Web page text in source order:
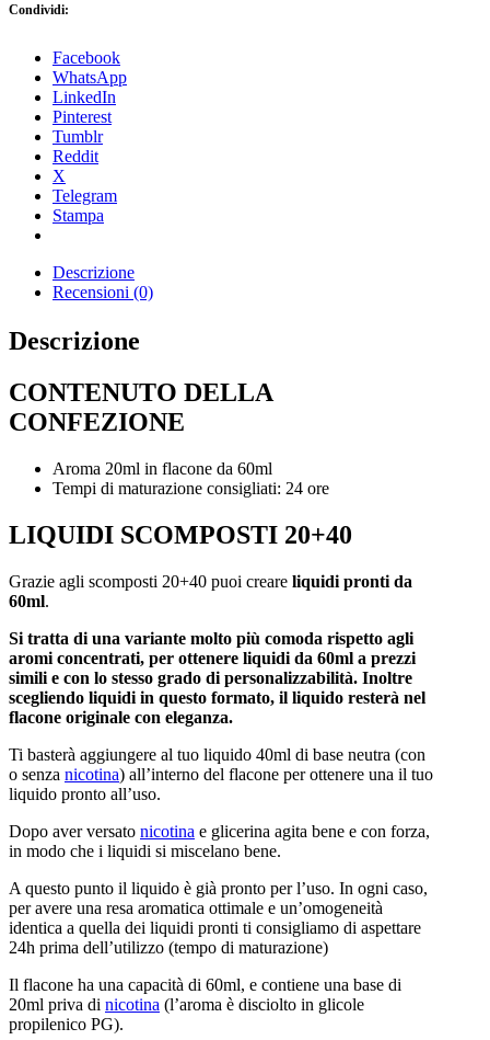
Condividi:
Facebook
WhatsApp
LinkedIn
Pinterest
Tumblr
Reddit
X
Telegram
Stampa
Descrizione
Recensioni (0)
Descrizione
CONTENUTO DELLA
CONFEZIONE
Aroma 20ml in flacone da 60ml
Tempi di maturazione consigliati: 24 ore
LIQUIDI SCOMPOSTI 20+40
Grazie agli scomposti 20+40 puoi creare liquidi pronti da
60ml.
Si tratta di una variante molto più comoda rispetto agli
aromi concentrati, per ottenere liquidi da 60ml a prezzi
simili e con lo stesso grado di personalizzabilità. Inoltre
scegliendo liquidi in questo formato, il liquido resterà nel
flacone originale con eleganza.
Ti basterà aggiungere al tuo liquido 40ml di base neutra (con
o senza nicotina) all’interno del flacone per ottenere una il tuo
liquido pronto all’uso.
Dopo aver versato nicotina e glicerina agita bene e con forza,
in modo che i liquidi si miscelano bene.
A questo punto il liquido è già pronto per l’uso. In ogni caso,
per avere una resa aromatica ottimale e un’omogeneità
identica a quella dei liquidi pronti ti consigliamo di aspettare
24h prima dell’utilizzo (tempo di maturazione)
Il flacone ha una capacità di 60ml, e contiene una base di
20ml priva di nicotina (l’aroma è disciolto in glicole
propilenico PG).